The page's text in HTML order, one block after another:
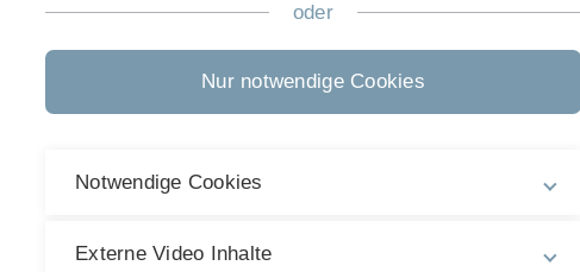
Gesellschaft (ITG)(gemeinsam mit Udo
Codes: Theoretical Concepts and Practical Design Rules“
Universitätsbundes Erlangen-Nürnberg e.V.
Signalformung für die digitale Übertragung“
Vorcodierung und Signalformung (vgl.Mediendienst FAU-Aktuell
VDE
Award (Best Paper Award im Rahmen des Workshops on Smart
Power Reduction in MIMO OFDM“
OFDM Workshop 2012 für die Publikation „Peak-to-
Signals: Transmitter-Side Tone Reservation vs. Receiver-Side
oder
Nur notwendige Cookies
Notwendige Cookies
Externe Video Inhalte